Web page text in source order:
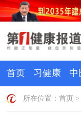
首页 习健康 中
所在位置：首页